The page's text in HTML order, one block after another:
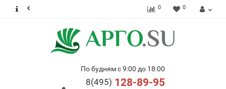
0 0
По будням с 9:00 до 18:00
8(495) 128-89-95